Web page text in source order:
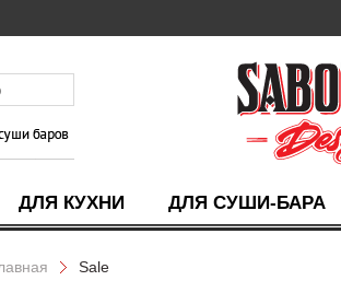
ДЛЯ КУХНИ ДЛЯ СУШИ-БАРА
Sale